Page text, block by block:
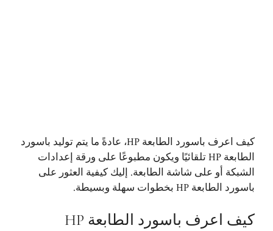
كيف اعرف باسورد الطابعة HP، عادةً ما يتم توليد باسورد
الطابعة HP تلقائيًا ويكون مطبوعًا على ورقة إعدادات
الشبكة أو على شاشة الطابعة. إليك كيفية العثور على
باسورد الطابعة HP بخطوات سهلة وبسيطة.
كيف اعرف باسورد الطابعة HP